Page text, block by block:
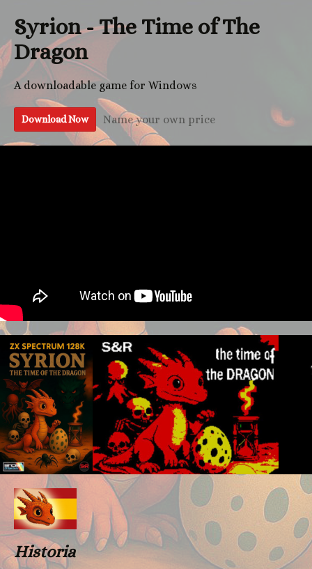
Syrion - The Time of The
Dragon
A downloadable game for Windows
Download Now Name your own price
Historia